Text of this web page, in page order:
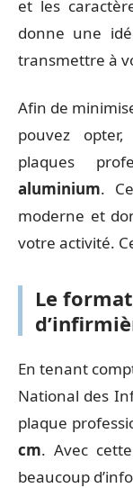
et les
donne une
transmettre à
Afin de
pouvez
plaques
aluminium.
moderne et
votre activité.
Le
En tenant
National des
plaque
cm. Avec
beaucoup